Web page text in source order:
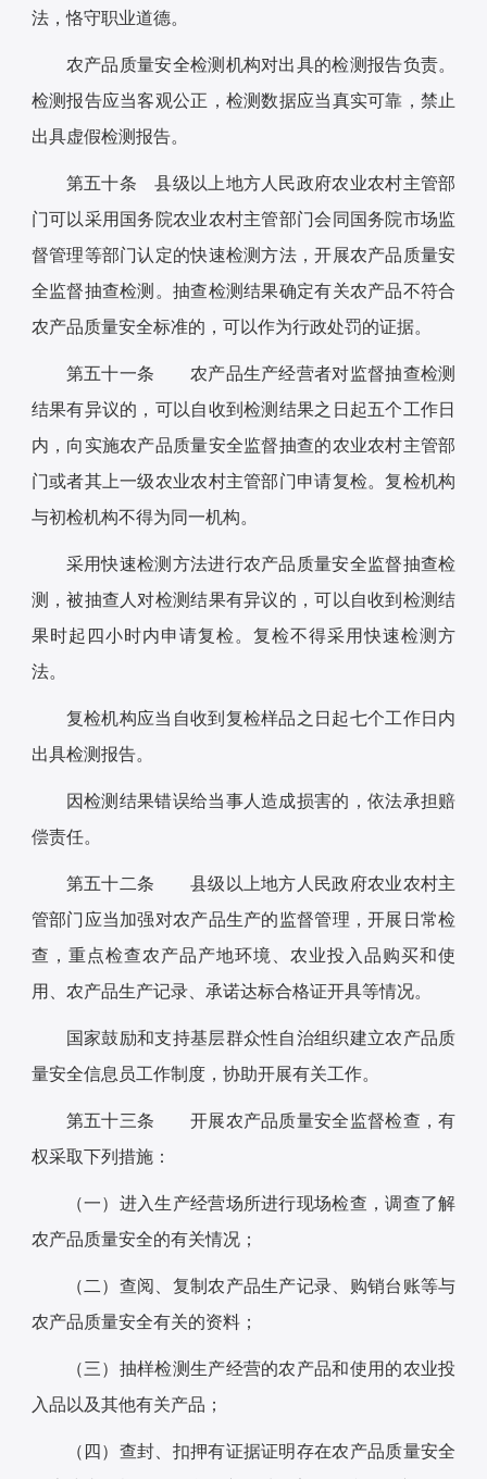
法，恪守职业道德。
农产品质量安全检测机构对出具的检测报告负责。
检测报告应当客观公正，检测数据应当真实可靠，禁止
出具虚假检测报告。
第五十条 县级以上地方人民政府农业农村主管部
门可以采用国务院农业农村主管部门会同国务院市场监
督管理等部门认定的快速检测方法，开展农产品质量安
全监督抽查检测。抽查检测结果确定有关农产品不符合
农产品质量安全标准的，可以作为行政处罚的证据。
第五十一条 农产品生产经营者对监督抽查检测
结果有异议的，可以自收到检测结果之日起五个工作日
内，向实施农产品质量安全监督抽查的农业农村主管部
门或者其上一级农业农村主管部门申请复检。复检机构
与初检机构不得为同一机构。
采用快速检测方法进行农产品质量安全监督抽查检
测，被抽查人对检测结果有异议的，可以自收到检测结
果时起四小时内申请复检。复检不得采用快速检测方
法。
复检机构应当自收到复检样品之日起七个工作日内
出具检测报告。
因检测结果错误给当事人造成损害的，依法承担赔
偿责任。
第五十二条 县级以上地方人民政府农业农村主
管部门应当加强对农产品生产的监督管理，开展日常检
查，重点检查农产品产地环境、农业投入品购买和使
用、农产品生产记录、承诺达标合格证开具等情况。
国家鼓励和支持基层群众性自治组织建立农产品质
量安全信息员工作制度，协助开展有关工作。
第五十三条 开展农产品质量安全监督检查，有
权采取下列措施：
（一）进入生产经营场所进行现场检查，调查了解
农产品质量安全的有关情况；
（二）查阅、复制农产品生产记录、购销台账等与
农产品质量安全有关的资料；
（三）抽样检测生产经营的农产品和使用的农业投
入品以及其他有关产品；
（四）查封、扣押有证据证明存在农产品质量安全